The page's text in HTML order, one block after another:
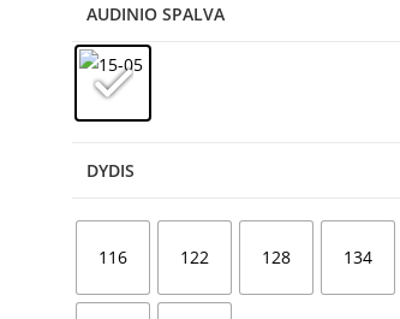
AUDINIO SPALVA
DYDIS
116 122 128 134